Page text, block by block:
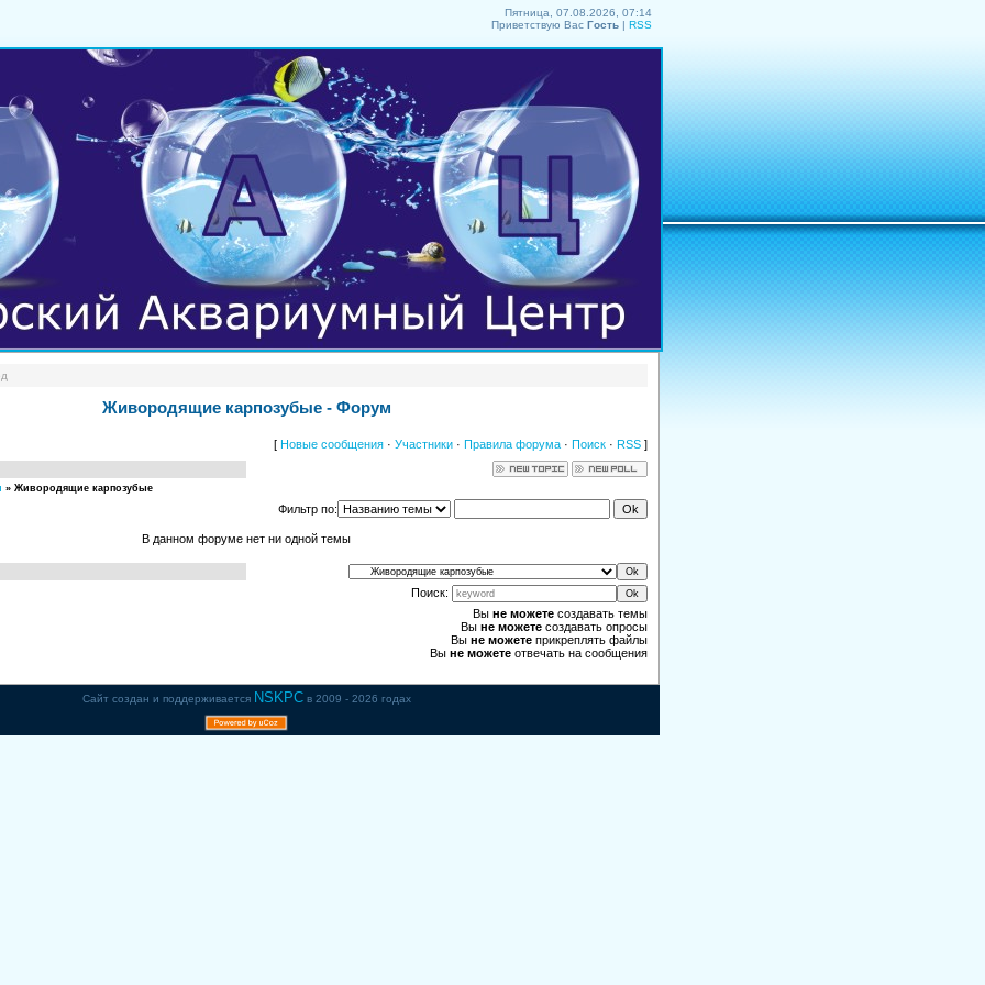
Пятница, 07.08.2026, 07:14
Приветствую Вас Гость |RSS
Живородящие карпозубые - Форум
[ Новые сообщения· Участники· Правила форума· Поиск· RSS]
» Живородящие карпозубые
Фильтр по:
В данном форуме нет ни одной темы
Поиск:
Вы не можетесоздавать темы
Вы не можетесоздавать опросы
Вы не можетеприкреплять файлы
Вы не можетеотвечать на сообщения
Сайт создан и поддерживается NSKPCв 2009 - 2026 годах